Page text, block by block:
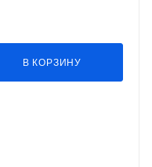
В КОРЗИНУ